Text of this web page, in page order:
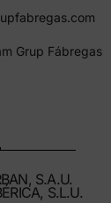
Grup Fábregas
S.A.U.
S.L.U.